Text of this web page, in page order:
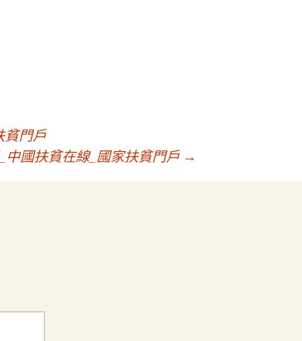
貧門戶
中國扶貧在線_國家扶貧門戶 →